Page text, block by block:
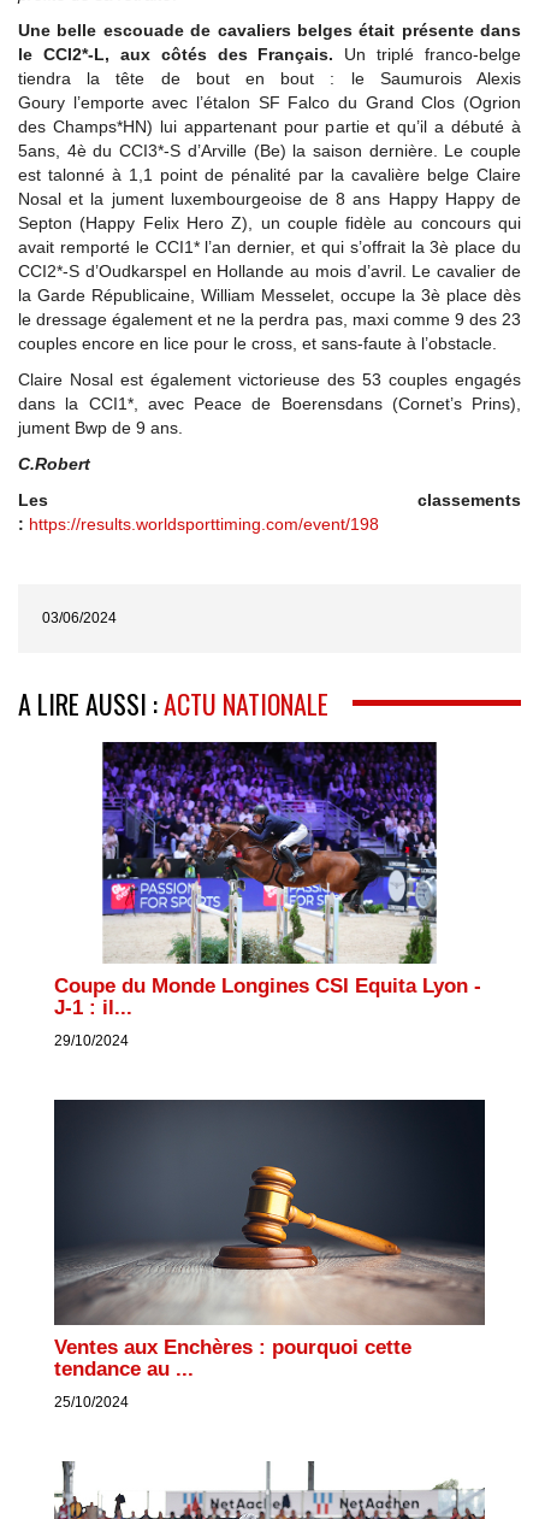
Une belle escouade de cavaliers belges était présente dans
le CCI2*-L, aux côtés des Français. Un triplé franco-belge
tiendra la tête de bout en bout : le Saumurois Alexis
Goury l’emporte avec l’étalon SF Falco du Grand Clos (Ogrion
des Champs*HN) lui appartenant pour partie et qu’il a débuté à
5ans, 4è du CCI3*-S d’Arville (Be) la saison dernière. Le couple
est talonné à 1,1 point de pénalité par la cavalière belge Claire
Nosal et la jument luxembourgeoise de 8 ans Happy Happy de
Septon (Happy Felix Hero Z), un couple fidèle au concours qui
avait remporté le CCI1* l’an dernier, et qui s’offrait la 3è place du
CCI2*-S d’Oudkarspel en Hollande au mois d’avril. Le cavalier de
la Garde Républicaine, William Messelet, occupe la 3è place dès
le dressage également et ne la perdra pas, maxi comme 9 des 23
couples encore en lice pour le cross, et sans-faute à l’obstacle.
Claire Nosal est également victorieuse des 53 couples engagés
dans la CCI1*, avec Peace de Boerensdans (Cornet’s Prins),
jument Bwp de 9 ans.
C.Robert
Les classements
: https://results.worldsporttiming.com/event/198
03/06/2024
A LIRE AUSSI :ACTU NATIONALE
Coupe du Monde Longines CSI Equita Lyon -
J-1 : il...
29/10/2024
Ventes aux Enchères : pourquoi cette
tendance au ...
25/10/2024